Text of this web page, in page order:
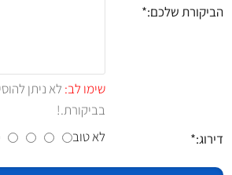
הביקורת שלכם:
שימו לב:
בביקורת.!
דירוג:
לא טוב